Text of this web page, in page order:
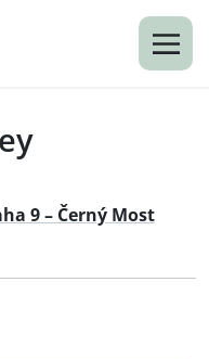
9 – Černý Most